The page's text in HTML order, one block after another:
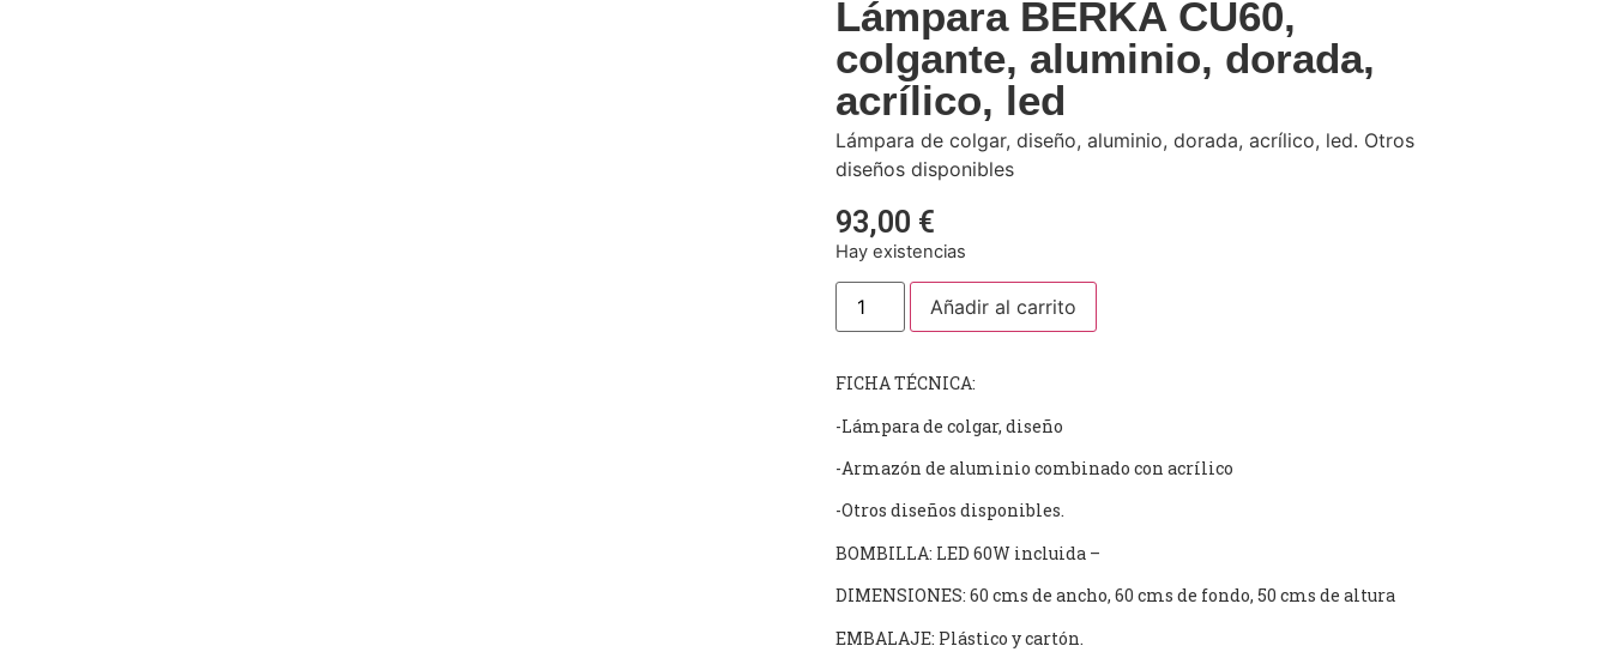
Lámpara BERKA CU60,
colgante, aluminio, dorada,
acrílico, led
Lámpara de colgar, diseño, aluminio, dorada, acrílico, led. Otros
diseños disponibles
93,00 €
Hay existencias
Añadir al carrito
FICHA TÉCNICA:
-Lámpara de colgar, diseño
-Armazón de aluminio combinado con acrílico
-Otros diseños disponibles.
BOMBILLA: LED 60W incluida –
DIMENSIONES: 60 cms de ancho, 60 cms de fondo, 50 cms de altura
EMBALAJE: Plástico y cartón.